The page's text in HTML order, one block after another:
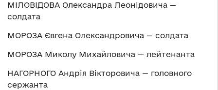
МІЛОВІДОВА Олександра Леонідовича —
солдата
МОРОЗА Євгена Олександровича — солдата
МОРОЗА Миколу Михайловича — лейтенанта
НАГОРНОГО Андрія Вікторовича — головного
сержанта